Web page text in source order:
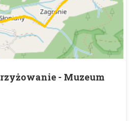
- Muzeum